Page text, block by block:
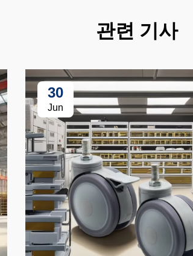
관련 기사
30
Jun